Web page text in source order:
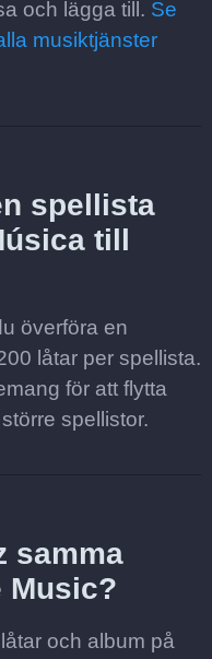
och lägga till. Se
musiktjänster
spellista
till
överföra en
låtar per spellista.
för att flytta
spellistor.
samma
Music?
och album på